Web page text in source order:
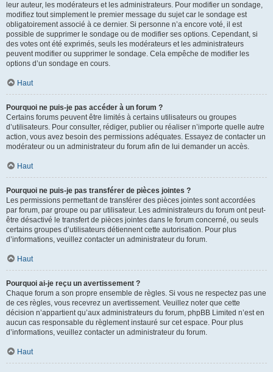
leur auteur, les modérateurs et les administrateurs. Pour modifier un sondage,
modifiez tout simplement le premier message du sujet car le sondage est
obligatoirement associé à ce dernier. Si personne n’a encore voté, il est
possible de supprimer le sondage ou de modifier ses options. Cependant, si
des votes ont été exprimés, seuls les modérateurs et les administrateurs
peuvent modifier ou supprimer le sondage. Cela empêche de modifier les
options d’un sondage en cours.
Haut
Pourquoi ne puis-je pas accéder à un forum ?
Certains forums peuvent être limités à certains utilisateurs ou groupes
d’utilisateurs. Pour consulter, rédiger, publier ou réaliser n’importe quelle autre
action, vous avez besoin des permissions adéquates. Essayez de contacter un
modérateur ou un administrateur du forum afin de lui demander un accès.
Haut
Pourquoi ne puis-je pas transférer de pièces jointes ?
Les permissions permettant de transférer des pièces jointes sont accordées
par forum, par groupe ou par utilisateur. Les administrateurs du forum ont peut-
être désactivé le transfert de pièces jointes dans le forum concerné, ou seuls
certains groupes d’utilisateurs détiennent cette autorisation. Pour plus
d’informations, veuillez contacter un administrateur du forum.
Haut
Pourquoi ai-je reçu un avertissement ?
Chaque forum a son propre ensemble de règles. Si vous ne respectez pas une
de ces règles, vous recevrez un avertissement. Veuillez noter que cette
décision n’appartient qu’aux administrateurs du forum, phpBB Limited n’est en
aucun cas responsable du règlement instauré sur cet espace. Pour plus
d’informations, veuillez contacter un administrateur du forum.
Haut